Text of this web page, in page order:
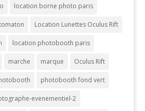
location borne photo paris
Location Lunettes Oculus Rift
location photobooth paris
marche marque Oculus Rift
photobooth fond vert
evenementiel-2